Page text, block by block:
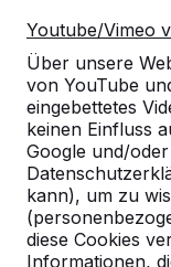
Youtube/Vimeo
Über unsere
von YouTube
eingebettetes
keinen Einfluss
Google und/
kann), um zu
diese Cookies
Informationen,
Können die
mit
Ist es
unter dem
Fläche
nicht